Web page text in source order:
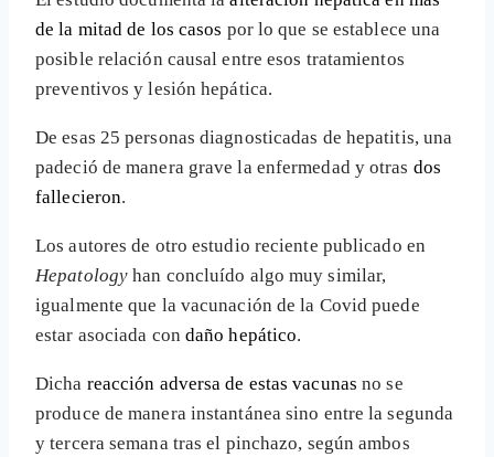
de la mitad de los casos por lo que se establece una
posible relación causal entre esos tratamientos
preventivos y lesión hepática.
De esas 25 personas diagnosticadas de hepatitis, una
padeció de manera grave la enfermedad y otras dos
fallecieron.
Los autores de otro estudio reciente publicado en
Hepatology han concluído algo muy similar,
igualmente que la vacunación de la Covid puede
estar asociada con daño hepático.
Dicha reacción adversa de estas vacunas no se
produce de manera instantánea sino entre la segunda
y tercera semana tras el pinchazo, según ambos